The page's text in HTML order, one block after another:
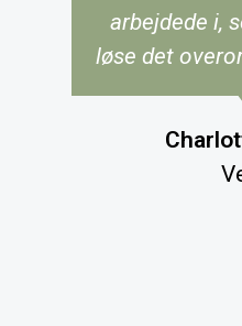
arbejdede i,
løse det